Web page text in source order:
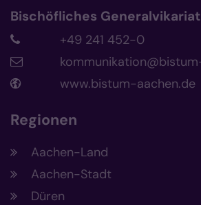
Bischöfliches
+49 241 452-0
www.bistum-aachen.de
Regionen
Aachen-Land
Aachen-Stadt
Düren